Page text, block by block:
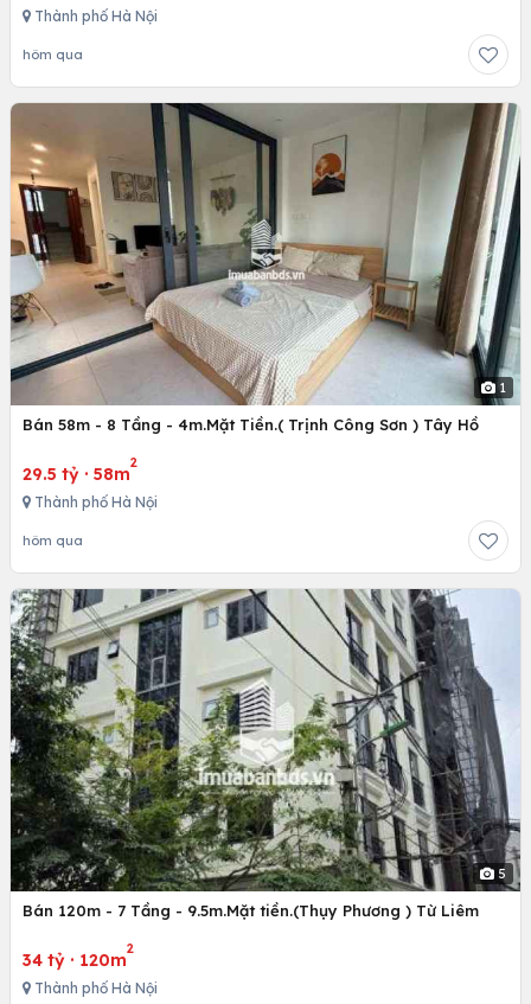
Thành phố Hà Nội
hôm qua
1
Bán 58m - 8 Tầng - 4m.Mặt Tiền.( Trịnh Công Sơn ) Tây Hồ
29.5 tỷ · 58m
2
Thành phố Hà Nội
hôm qua
5
Bán 120m - 7 Tầng - 9.5m.Mặt tiền.(Thụy Phương ) Từ Liêm
34 tỷ · 120m
2
Thành phố Hà Nội